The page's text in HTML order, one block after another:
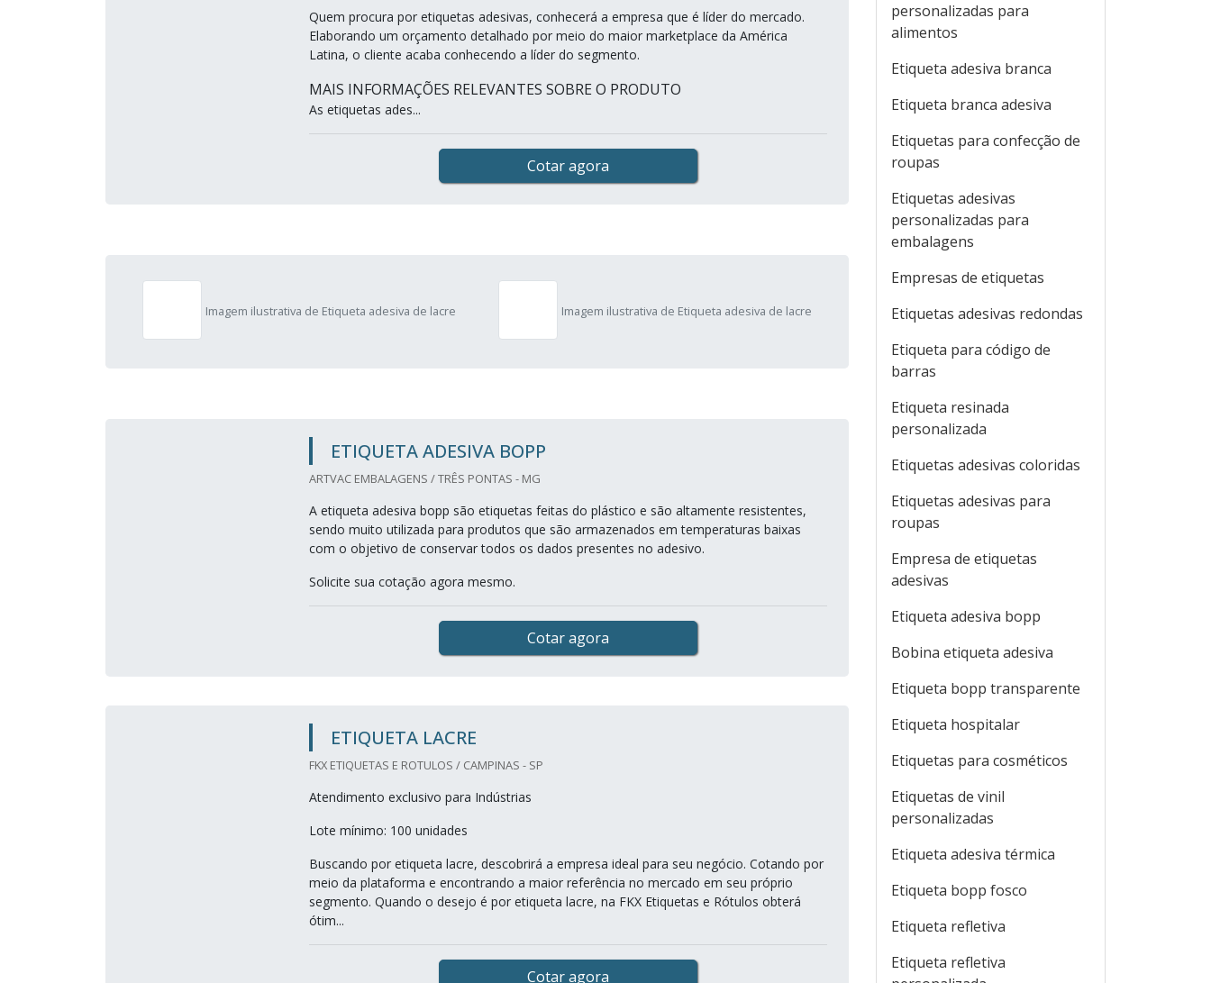
Quem procura por etiquetas adesivas, conhecerá a empresa que é líder do mercado.
Elaborando um orçamento detalhado por meio do maior marketplace da América
Latina, o cliente acaba conhecendo a líder do segmento.
MAIS INFORMAÇÕES RELEVANTES SOBRE O PRODUTO
As etiquetas ades...
Cotar agora
Imagem ilustrativa de Etiqueta adesiva de lacre Imagem ilustrativa de Etiqueta adesiva de lacre
ETIQUETA ADESIVA BOPP
ARTVAC EMBALAGENS / TRÊS PONTAS - MG
A etiqueta adesiva bopp são etiquetas feitas do plástico e são altamente resistentes,
sendo muito utilizada para produtos que são armazenados em temperaturas baixas
com o objetivo de conservar todos os dados presentes no adesivo.
Solicite sua cotação agora mesmo.
Cotar agora
ETIQUETA LACRE
FKX ETIQUETAS E ROTULOS / CAMPINAS - SP
Atendimento exclusivo para Indústrias
Lote mínimo: 100 unidades
Buscando por etiqueta lacre, descobrirá a empresa ideal para seu negócio. Cotando por
meio da plataforma e encontrando a maior referência no mercado em seu próprio
segmento. Quando o desejo é por etiqueta lacre, na FKX Etiquetas e Rótulos obterá
ótim...
Cotar agora
personalizadas para
alimentos
Etiqueta adesiva branca
Etiqueta branca adesiva
Etiquetas para confecção de
roupas
Etiquetas adesivas
personalizadas para
embalagens
Empresas de etiquetas
Etiquetas adesivas redondas
Etiqueta para código de
barras
Etiqueta resinada
personalizada
Etiquetas adesivas coloridas
Etiquetas adesivas para
roupas
Empresa de etiquetas
adesivas
Etiqueta adesiva bopp
Bobina etiqueta adesiva
Etiqueta bopp transparente
Etiqueta hospitalar
Etiquetas para cosméticos
Etiquetas de vinil
personalizadas
Etiqueta adesiva térmica
Etiqueta bopp fosco
Etiqueta refletiva
Etiqueta refletiva